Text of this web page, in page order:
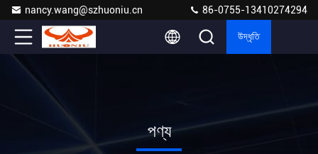
nancy.wang@szhuoniu.cn 86-0755-13410274294
উদ্ধৃতি
পণ্য